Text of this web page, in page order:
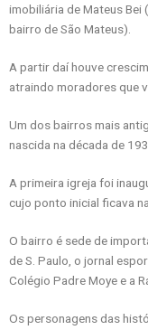
imobiliária de Mateus Bei
bairro de São Mateus).
A partir daí houve
atraindo moradores que
Um dos bairros mais
nascida na década de
A primeira igreja foi
cujo ponto inicial ficava
O bairro é sede de
de S. Paulo, o jornal
Colégio Padre Moye e a
Os personagens das